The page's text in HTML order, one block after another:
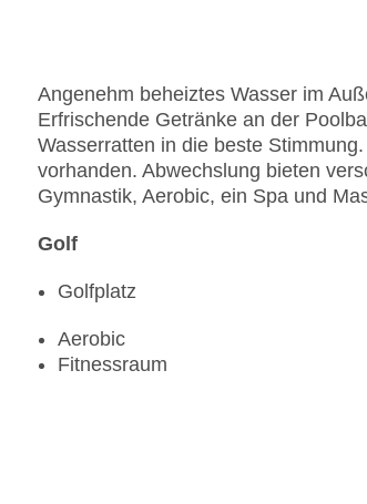
Angenehm beheiztes Wasser im
Erfrischende Getränke an der
Wasserratten in die beste
vorhanden. Abwechslung bieten
Gymnastik, Aerobic, ein Spa und
Golf
Golfplatz
Aerobic
Fitnessraum